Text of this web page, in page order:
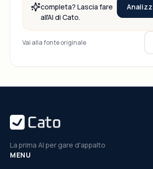
completa? Lascia fare
all'AI di Cato.
Vai alla fonte originale
La prima AI per gare d'appalto
MENU